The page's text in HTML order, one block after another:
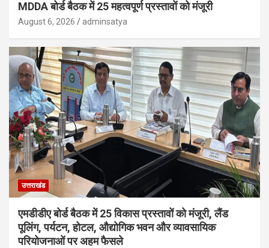
MDDA बोर्ड बैठक में 25 महत्वपूर्ण प्रस्तावों को मंजूरी
August 6, 2026 adminsatya
उत्तराखंड
एमडीडीए बोर्ड बैठक में 25 विकास प्रस्तावों को मंजूरी, लैंड
पूलिंग, पर्यटन, होटल, औद्योगिक भवन और व्यावसायिक
परियोजनाओं पर अहम फैसले